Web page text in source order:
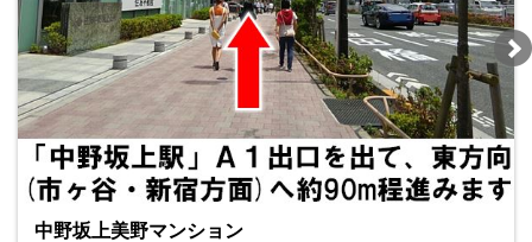
中野坂上美野マンション